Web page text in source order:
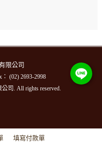
填寫付款單
限公司
(02) 2693-2998
司. All rights reserved.